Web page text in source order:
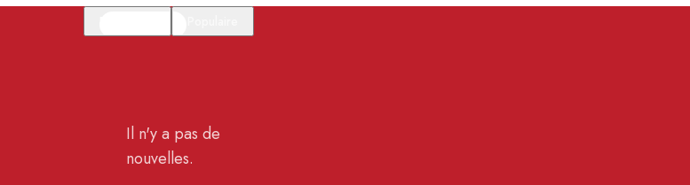
Il n'y a pas de
nouvelles.